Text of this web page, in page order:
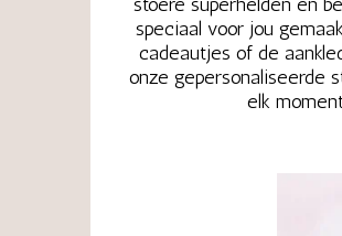
speciaal voor jou
cadeautjes of de
onze gepersonaliseerde
elk